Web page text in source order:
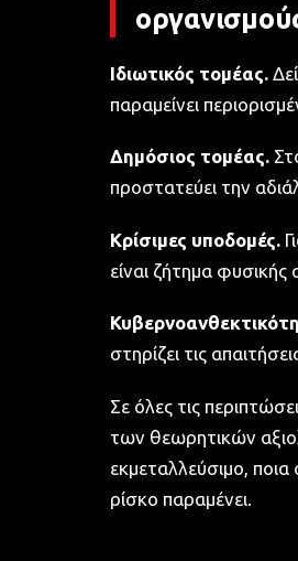
Ιδιωτικός τομέας.
παραμείνει
Δημόσιος τομέας.
προστατεύει την
Κρίσιμες υποδομές.
είναι ζήτημα φυσικής
στηρίζει τις
Σε όλες τις
των θεωρητικών
εκμεταλλεύσιμο, ποια
ρίσκο παραμένει.